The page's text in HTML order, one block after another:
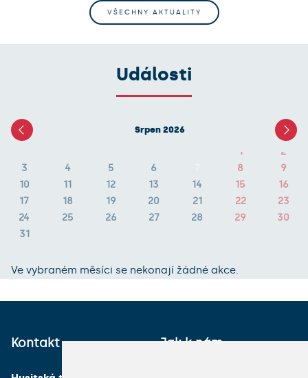
VŠECHNY AKTUALITY
Události
Srpen 2026
1
2
3
4 5 6 8
9
10
11 12 13 14 15
16
17
18 19 20 21 22
23
24
25 26 27 28 29
30
31
Ve vybraném měsíci se nekonají žádné akce.
Kontakt Jak k nám